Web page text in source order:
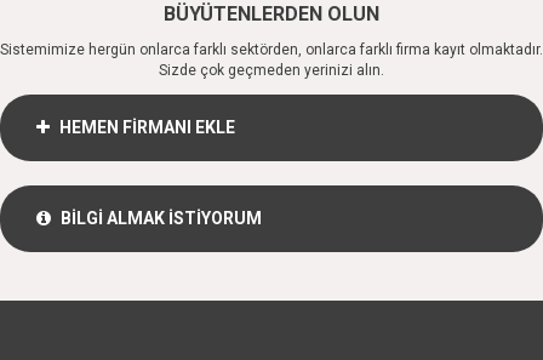
BÜYÜTENLERDEN OLUN
Sistemimize hergün onlarca farklı sektörden, onlarca farklı firma kayıt olmaktadır.
Sizde çok geçmeden yerinizi alın.
HEMEN FİRMANI EKLE
BİLGİ ALMAK İSTİYORUM